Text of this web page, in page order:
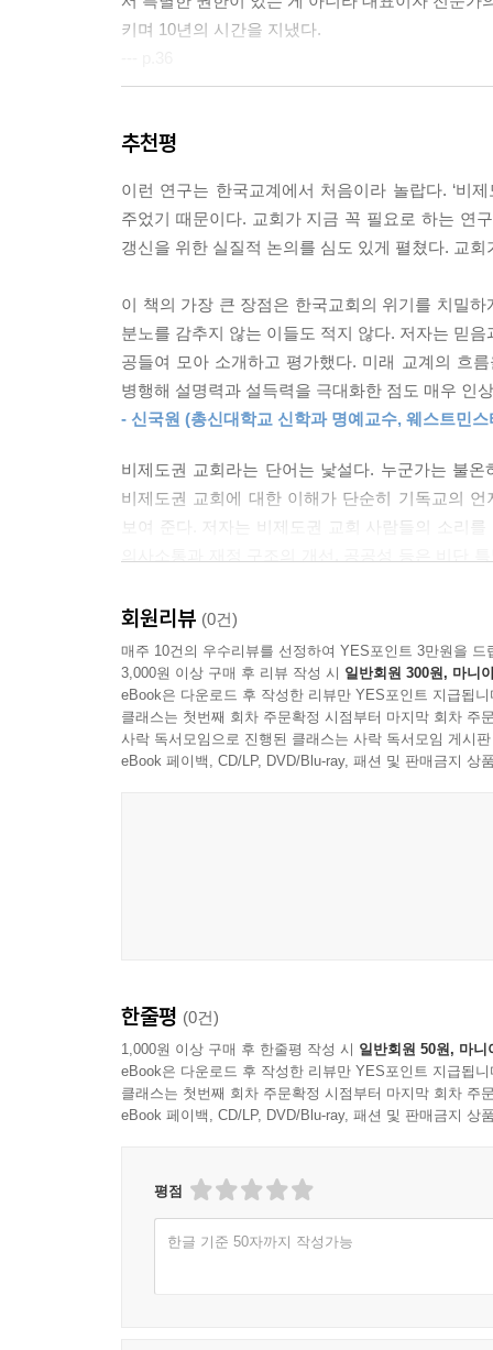
키며 10년의 시간을 지냈다.
서 비제도권 교회 교인들이 더 높은 만족도를 나
하는 신앙적 욕구에 더 부합한다고 해석할 수 있
것으로 나타났다.
--- p.74
최근에 부산에서 모이기 시작한 한 교회도 이 경
자(Nones)를 염두에 두고 가정교회 및 소수가 모
민으로 사는 사람들이 점점 많아지는 가운데, 개
요로 하고 특별히 함께 성찬을 나누고 싶어 하는
후에 2018년경 교회를 시작하게 되었다. 지나친
공동체를 경험하는 교회 형태가 필요하리라고 생
서 완전히 비종교적인 사람들 사이의 연속선 위
전도 대상자로 여겨 왔지만, 최근에는 무종교인들
이런 무종교인들은 오히려 기성 종교 집단의 새로
--- p.129
이 모임의 성도들은 기독교 신앙에서 중요한 것
힘쓰는 것만큼이나 세상에 보내진 자로서 신앙을
사람들을 모아 놓고 교세를 자랑한다면 그것은
들끼리만 만족스러워하는 폐쇄적인 동질집단 이
--- p.177
이다. 가장 순수한 동기를 가지고 있는 사람일지
추천평
이런 연구는 한국교계에서 처음이라 놀랍다. ‘비
주었기 때문이다. 교회가 지금 꼭 필요로 하는 연
갱신을 위한 실질적 논의를 심도 있게 펼쳤다. 교
이 책의 가장 큰 장점은 한국교회의 위기를 치밀
분노를 감추지 않는 이들도 적지 않다. 저자는 믿
공들여 모아 소개하고 평가했다. 미래 교계의 흐
병행해 설명력과 설득력을 극대화한 점도 매우 인
- 신국원 (총신대학교 신학과 명예교수, 웨스트민
비제도권 교회라는 단어는 낯설다. 누군가는 불
비제도권 교회에 대한 이해가 단순히 기독교의
보여 준다. 저자는 비제도권 교회 사람들의 소리
알아야 하는 이유도 바로 이와 비슷하지 않을까?
- 김선일 (웨스트민스터신학대학원대학교 실천신
“예배가 중단되니 예배가 보이기 시작한다”는 말
잘 보이지 않던 교회와 신앙의 본질이 보이기 시
교회의 원안(原案)을 찾아 나선 정탐꾼으로 보는
회원리뷰 (0건)
매주 10건의 우수리뷰를 선정하여 YES포인트 3만원을 드
3,000원 이상 구매 후 리뷰 작성 시 일반회원 300원, 마니
eBook은 다운로드 후 작성한 리뷰만 YES포인트 지급됩니
클래스는 첫번째 회차 주문확정 시점부터 마지막 회차 주
사락 독서모임으로 진행된 클래스는 사락 독서모임 게시
eBook 페이백, CD/LP, DVD/Blu-ray, 패션 및 판매금지 상
한줄평 (0건)
1,000원 이상 구매 후 한줄평 작성 시 일반회원 50원, 마니
eBook은 다운로드 후 작성한 리뷰만 YES포인트 지급됩니
클래스는 첫번째 회차 주문확정 시점부터 마지막 회차 주
eBook 페이백, CD/LP, DVD/Blu-ray, 패션 및 판매금지 상
평점
한글 기준 50자까지 작성가능